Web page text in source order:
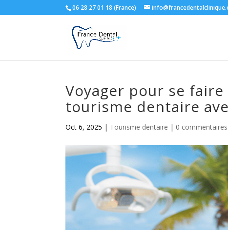
06 28 27 01 18 (France)
Voyager pour se
tourisme dentaire
Oct 6, 2025 | Tourisme dentaire | 0 commentaires